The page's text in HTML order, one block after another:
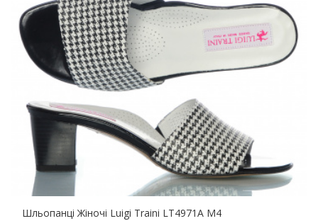
Шльопанці Жіночі Luigi Traini LT4971A M4